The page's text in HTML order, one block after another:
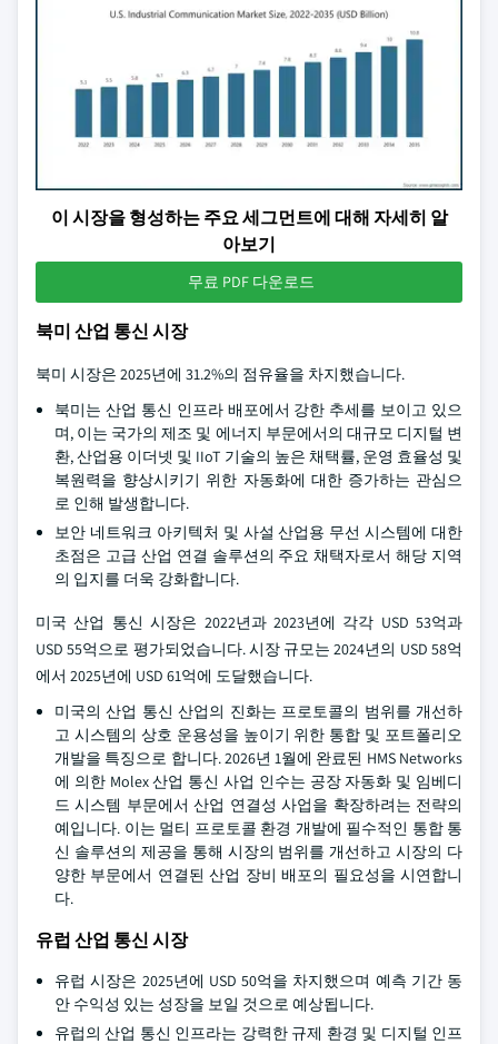
이 시장을 형성하는 주요 세그먼트에 대해 자세히 알
아보기
무료 PDF 다운로드
북미 산업 통신 시장
북미 시장은 2025년에 31.2%의 점유율을 차지했습니다.
북미는 산업 통신 인프라 배포에서 강한 추세를 보이고 있으
며, 이는 국가의 제조 및 에너지 부문에서의 대규모 디지털 변
환, 산업용 이더넷 및 IIoT 기술의 높은 채택률, 운영 효율성 및
복원력을 향상시키기 위한 자동화에 대한 증가하는 관심으
로 인해 발생합니다.
보안 네트워크 아키텍처 및 사설 산업용 무선 시스템에 대한
초점은 고급 산업 연결 솔루션의 주요 채택자로서 해당 지역
의 입지를 더욱 강화합니다.
미국 산업 통신 시장은 2022년과 2023년에 각각 USD 53억과
USD 55억으로 평가되었습니다. 시장 규모는 2024년의 USD 58억
에서 2025년에 USD 61억에 도달했습니다.
미국의 산업 통신 산업의 진화는 프로토콜의 범위를 개선하
고 시스템의 상호 운용성을 높이기 위한 통합 및 포트폴리오
개발을 특징으로 합니다. 2026년 1월에 완료된 HMS Networks
에 의한 Molex 산업 통신 사업 인수는 공장 자동화 및 임베디
드 시스템 부문에서 산업 연결성 사업을 확장하려는 전략의
예입니다. 이는 멀티 프로토콜 환경 개발에 필수적인 통합 통
신 솔루션의 제공을 통해 시장의 범위를 개선하고 시장의 다
양한 부문에서 연결된 산업 장비 배포의 필요성을 시연합니
다.
유럽 산업 통신 시장
유럽 시장은 2025년에 USD 50억을 차지했으며 예측 기간 동
안 수익성 있는 성장을 보일 것으로 예상됩니다.
유럽의 산업 통신 인프라는 강력한 규제 환경 및 디지털 인프